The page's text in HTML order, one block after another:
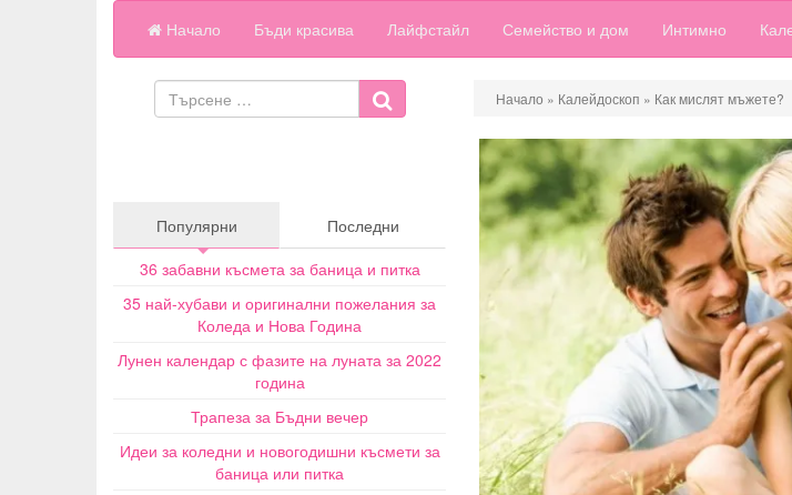
Начало Бъди красива Лайфстайл Семейство и дом Интимно
Начало » Калейдоскоп » Как мислят мъжете?
Популярни
Последни
36 забавни късмета за баница и питка
35 най-хубави и оригинални пожелания за
Коледа и Нова Година
Лунен календар с фазите на луната за 2022
година
Трапеза за Бъдни вечер
Идеи за коледни и новогодишни късмети за
баница или питка